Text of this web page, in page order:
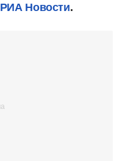
РИА Новости.